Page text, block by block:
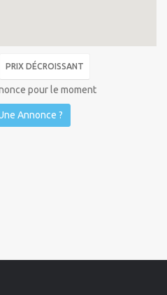
PRIX DÉCROISSANT
pour le moment
Annonce ?